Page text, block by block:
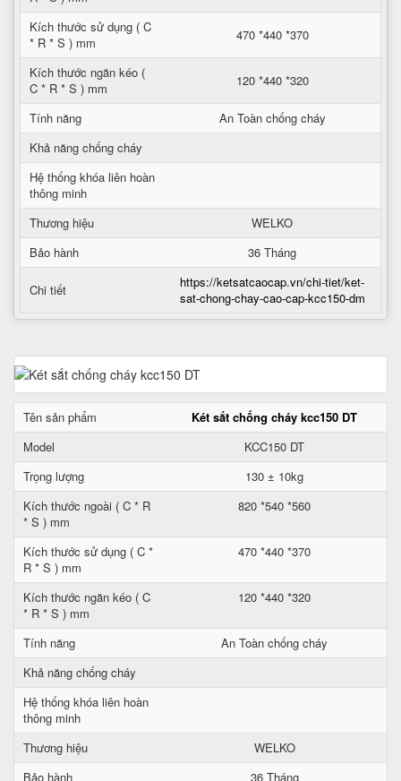
Kích thước sử dụng ( C
* R * S ) mm
470 *440 *370
Kích thước ngăn kéo (
C * R * S ) mm
120 *440 *320
Tính năng
An Toàn chống cháy
Khả năng chống cháy
Hệ thống khóa liên hoàn
thông minh
Thương hiệu
WELKO
Bảo hành
36 Tháng
Chi tiết
https://ketsatcaocap.vn/chi-tiet/ket-
sat-chong-chay-cao-cap-kcc150-dm
Tên sản phẩm
Két sắt chống cháy kcc150 DT
Model
KCC150 DT
Trọng lượng
130 ± 10kg
Kích thước ngoài ( C * R
* S ) mm
820 *540 *560
Kích thước sử dụng ( C *
R * S ) mm
470 *440 *370
Kích thước ngăn kéo ( C
* R * S ) mm
120 *440 *320
Tính năng
An Toàn chống cháy
Khả năng chống cháy
Hệ thống khóa liên hoàn
thông minh
Thương hiệu
WELKO
Bảo hành
36 Tháng